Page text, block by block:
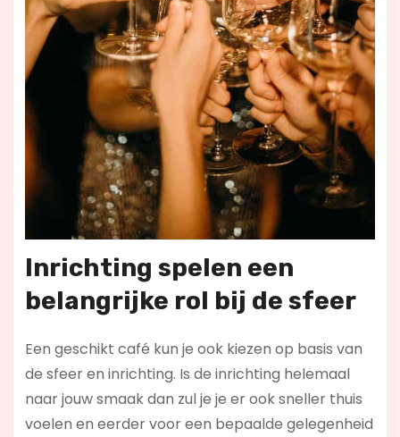
Inrichting spelen een
belangrijke rol bij de sfeer
Een geschikt café kun je ook kiezen op basis van
de sfeer en inrichting. Is de inrichting helemaal
naar jouw smaak dan zul je je er ook sneller thuis
voelen en eerder voor een bepaalde gelegenheid